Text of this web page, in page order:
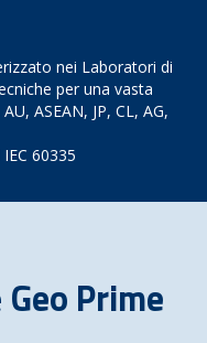
nei Laboratori di
per una vasta
ASEAN, JP, CL, AG,
60335
Geo Prime